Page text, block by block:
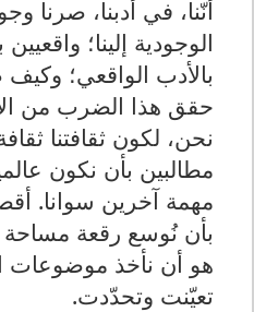
أنّنا، في أدبنا، صرنا
الوجودية إلينا؛
بالأدب الواقعي؛
حقق هذا الضرب من
نحن، لكون ثقافتنا
مطالبين بأن نكون
مهمة آخرين سوانا.
بأن نُوسع رقعة مساحة
هو أن نأخذ موضوعات
تعيّنت وتحدّدت.